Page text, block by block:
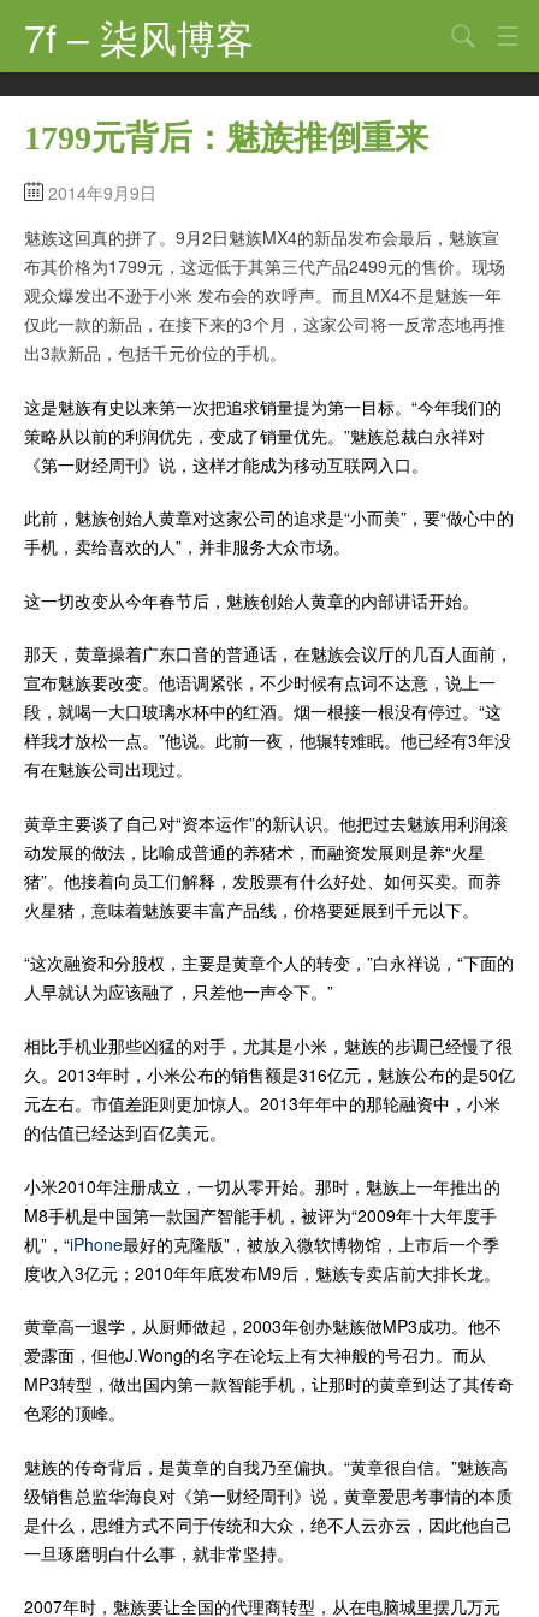
7f – 柒风博客
首页
软件·技术
手机·数码
科技·探索
观点·讨论
其他
关于
搜索
1799元背后：魅族推倒重来
2014年9月9日
魅族这回真的拼了。9月2日魅族MX4的新品发布会最后，魅族宣
布其价格为1799元，这远低于其第三代产品2499元的售价。现场
观众爆发出不逊于小米 发布会的欢呼声。而且MX4不是魅族一年
仅此一款的新品，在接下来的3个月，这家公司将一反常态地再推
出3款新品，包括千元价位的手机。
这是魅族有史以来第一次把追求销量提为第一目标。“今年我们的
策略从以前的利润优先，变成了销量优先。”魅族总裁白永祥对
《第一财经周刊》说，这样才能成为移动互联网入口。
此前，魅族创始人黄章对这家公司的追求是“小而美”，要“做心中的
手机，卖给喜欢的人”，并非服务大众市场。
这一切改变从今年春节后，魅族创始人黄章的内部讲话开始。
那天，黄章操着广东口音的普通话，在魅族会议厅的几百人面前，
宣布魅族要改变。他语调紧张，不少时候有点词不达意，说上一
段，就喝一大口玻璃水杯中的红酒。烟一根接一根没有停过。“这
样我才放松一点。”他说。此前一夜，他辗转难眠。他已经有3年没
有在魅族公司出现过。
黄章主要谈了自己对“资本运作”的新认识。他把过去魅族用利润滚
动发展的做法，比喻成普通的养猪术，而融资发展则是养“火星
猪”。他接着向员工们解释，发股票有什么好处、如何买卖。而养
火星猪，意味着魅族要丰富产品线，价格要延展到千元以下。
“这次融资和分股权，主要是黄章个人的转变，”白永祥说，“下面的
人早就认为应该融了，只差他一声令下。”
相比手机业那些凶猛的对手，尤其是小米，魅族的步调已经慢了很
久。2013年时，小米公布的销售额是316亿元，魅族公布的是50亿
元左右。市值差距则更加惊人。2013年年中的那轮融资中，小米
的估值已经达到百亿美元。
小米2010年注册成立，一切从零开始。那时，魅族上一年推出的
M8手机是中国第一款国产智能手机，被评为“2009年十大年度手
机”，“iPhone最好的克隆版”，被放入微软博物馆，上市后一个季
度收入3亿元；2010年年底发布M9后，魅族专卖店前大排长龙。
黄章高一退学，从厨师做起，2003年创办魅族做MP3成功。他不
爱露面，但他J.Wong的名字在论坛上有大神般的号召力。而从
MP3转型，做出国内第一款智能手机，让那时的黄章到达了其传奇
色彩的顶峰。
魅族的传奇背后，是黄章的自我乃至偏执。“黄章很自信。”魅族高
级销售总监华海良对《第一财经周刊》说，黄章爱思考事情的本质
是什么，思维方式不同于传统和大众，绝不人云亦云，因此他自己
一旦琢磨明白什么事，就非常坚持。
2007年时，魅族要让全国的代理商转型，从在电脑城里摆几万元